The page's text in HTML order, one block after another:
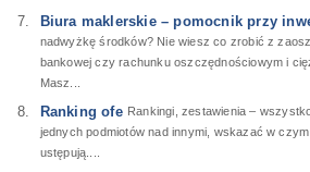
Biura maklerskie – pomocnik przy
nadwyżkę środków? Nie wiesz co zrobić z
bankowej czy rachunku oszczędnościowym i
Masz...
Ranking ofe Rankingi, zestawienia –
jednych podmiotów nad innymi, wskazać w
ustępują....